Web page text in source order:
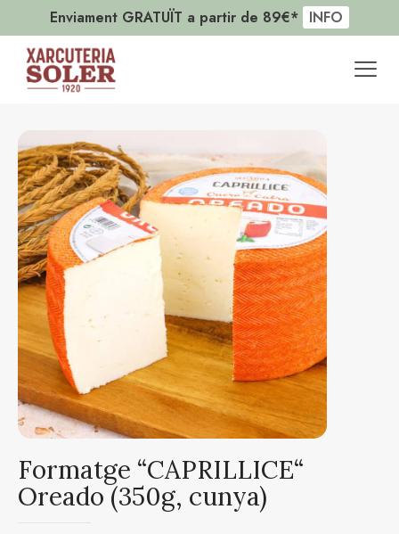
Enviament GRATUÏT a partir de 89€* INFO
Formatge “CAPRILLICE“
Oreado (350g, cunya)